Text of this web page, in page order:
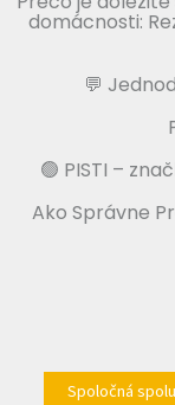
domácnosti:
💬
🟢 PISTI –
Ako Správne
Spoločná